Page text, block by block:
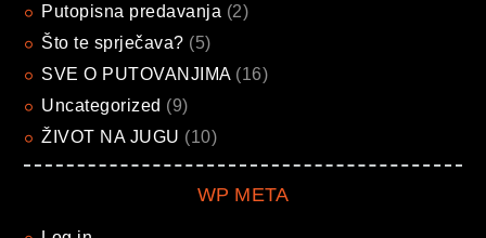
Putopisna predavanja (2)
Što te sprječava? (5)
SVE O PUTOVANJIMA(16)
Uncategorized (9)
ŽIVOT NA JUGU (10)
WP META